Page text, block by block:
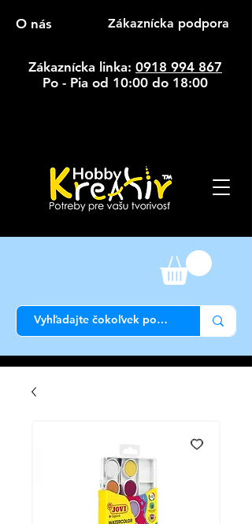
O nás Zákaznícka podpora
Zákaznícka linka: 0918 994 867
Po - Pia od 10:00 do 18:00